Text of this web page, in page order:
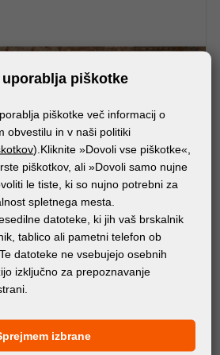
STENA 100
piškotke
piškotke več informacij o
obvestilu in v naši politiki
).Kliknite »Dovoli vse piškotke«,
piškotkov, ali »Dovoli samo nujne
le tiste, ki so nujno potrebni za
spletnega mesta.
datoteke, ki jih vaš brskalnik
tablico ali pametni telefon ob
datoteke ne vsebujejo osebnih
izključno za prepoznavanje
izbrane